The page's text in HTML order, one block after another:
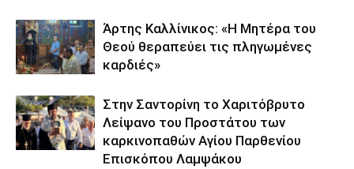
Άρτης Καλλίνικος: «Η Μητέρα του
Θεού θεραπεύει τις πληγωμένες
καρδιές»
Στην Σαντορίνη το Χαριτόβρυτο
Λείψανο του Προστάτου των
καρκινοπαθών Αγίου Παρθενίου
Επισκόπου Λαμψάκου